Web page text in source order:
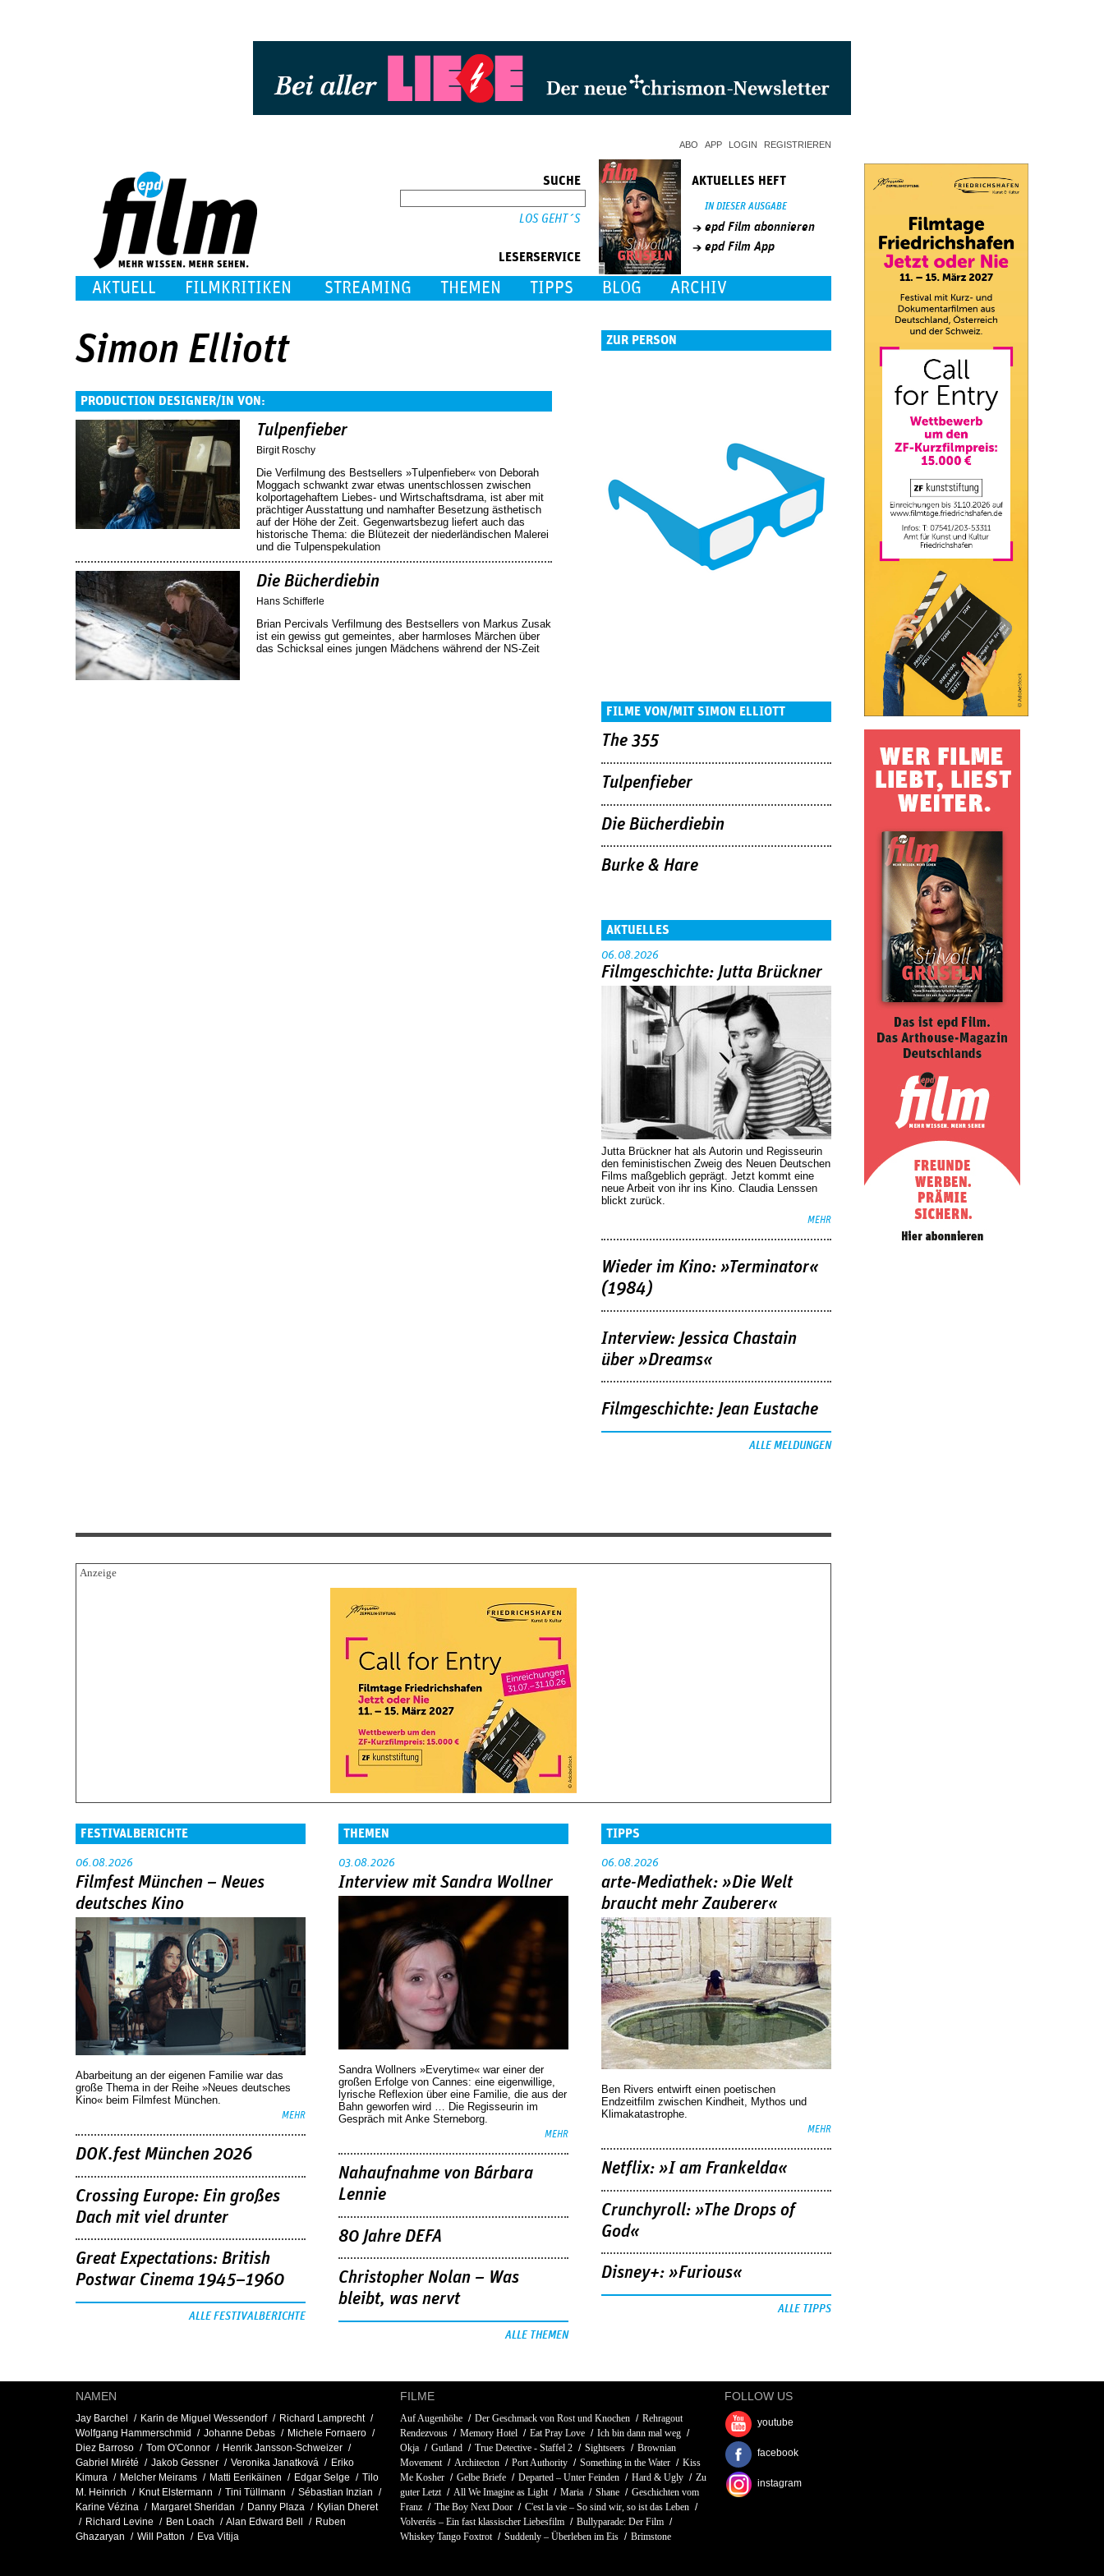
ABO APP LOGIN REGISTRIEREN
SUCHE
LESERSERVICE
AKTUELLES HEFT
IN DIESER AUSGABE
epd Film abonnieren
epd Film App
AKTUELL FILMKRITIKEN STREAMING THEMEN TIPPS BLOG ARCHIV
Simon Elliott
PRODUCTION DESIGNER/IN VON:
Tulpenfieber
Birgit Roschy
Die Verfilmung des Bestsellers »Tulpenfieber« von Deborah
Moggach schwankt zwar etwas unentschlossen zwischen
kolportagehaftem Liebes- und Wirtschaftsdrama, ist aber mit
prächtiger Ausstattung und namhafter Besetzung ästhetisch
auf der Höhe der Zeit. Gegenwartsbezug liefert auch das
historische Thema: die Blütezeit der niederländischen Malerei
und die Tulpenspekulation
Die Bücherdiebin
Hans Schifferle
Brian Percivals Verfilmung des Bestsellers von Markus Zusak
ist ein gewiss gut gemeintes, aber harmloses Märchen über
das Schicksal eines jungen Mädchens während der NS-Zeit
ZUR PERSON
FILME VON/MIT SIMON ELLIOTT
The 355
Tulpenfieber
Die Bücherdiebin
Burke & Hare
AKTUELLES
06.08.2026
Filmgeschichte: Jutta Brückner
Jutta Brückner hat als Autorin und Regisseurin
den feministischen Zweig des Neuen Deutschen
Films maßgeblich geprägt. Jetzt kommt eine
neue Arbeit von ihr ins Kino. Claudia Lenssen
blickt zurück.
MEHR
Wieder im Kino: »Terminator«
(1984)
Interview: Jessica Chastain
über »Dreams«
Filmgeschichte: Jean Eustache
ALLE MELDUNGEN
FESTIVALBERICHTE
06.08.2026
Filmfest München – Neues
deutsches Kino
Abarbeitung an der eigenen Familie war das
große Thema in der Reihe »Neues deutsches
Kino« beim Filmfest München.
MEHR
DOK.fest München 2026
Crossing Europe: Ein großes
Dach mit viel drunter
Great Expectations: British
Postwar Cinema 1945–1960
ALLE FESTIVALBERICHTE
THEMEN
03.08.2026
Interview mit Sandra Wollner
Sandra Wollners »Everytime« war einer der
großen Erfolge von Cannes: eine eigenwillige,
lyrische Reflexion über eine ­Familie, die aus der
Bahn geworfen wird … Die Regisseurin im
Gespräch mit Anke Sterneborg.
MEHR
Nahaufnahme von Bárbara
Lennie
80 Jahre DEFA
Christopher Nolan – Was
bleibt, was nervt
ALLE THEMEN
TIPPS
06.08.2026
arte-Mediathek: »Die Welt
braucht mehr Zauberer«
Ben Rivers entwirft einen poetischen
Endzeitfilm zwischen Kindheit, Mythos und
Klimakatastrophe.
MEHR
Netflix: »I am Frankelda«
Crunchyroll: »The Drops of
God«
Disney+: »Furious«
ALLE TIPPS
NAMEN
Jay Barchel Karin de Miguel Wessendorf
Richard Lamprecht
Wolfgang Hammerschmid
Johanne Debas
Michele Fornaero
Diez Barroso
Tom O'Connor
Henrik Jansson-Schweizer
Gabriel Mirété
Jakob Gessner Veronika Janatková
Eriko
Kimura
Melcher Meirams Matti Eerikäinen Edgar Selge
Tilo
M. Heinrich
Knut Elstermann Tini Tüllmann
Sébastian Inzian
Karine Vézina
Margaret Sheridan Danny Plaza
Kylian Dheret
Richard Levine
Ben Loach Alan Edward Bell
Ruben
Ghazaryan
Will Patton Eva Vitija
FILME
Auf Augenhöhe Der Geschmack von Rost und Knochen
Rehragout
Rendezvous
Memory Hotel Eat Pray Love
Ich bin dann mal weg
Okja
Gutland True Detective - Staffel 2 Sightseers
Brownian
Movement
Architecton Port Authority Something in the Water
Kiss
Me Kosher
Gelbe Briefe Departed – Unter Feinden Hard & Ugly
Zu
guter Letzt
All We Imagine as Light Maria Shane
Geschichten vom
Franz
The Boy Next Door
C'est la vie – So sind wir, so ist das Leben
Volveréis – Ein fast klassischer Liebesfilm
Bullyparade: Der Film
Whiskey Tango Foxtrot
Suddenly – Überleben im Eis Brimstone
FOLLOW US
youtube
facebook
instagram